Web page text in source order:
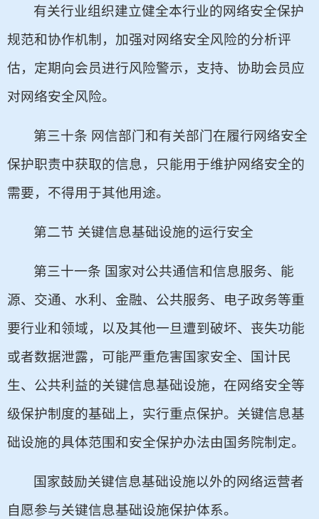
有关行业组织建立健全本行业的网络安全保护
规范和协作机制，加强对网络安全风险的分析评
估，定期向会员进行风险警示，支持、协助会员应
对网络安全风险。
第三十条 网信部门和有关部门在履行网络安全
保护职责中获取的信息，只能用于维护网络安全的
需要，不得用于其他用途。
第二节 关键信息基础设施的运行安全
第三十一条 国家对公共通信和信息服务、能
源、交通、水利、金融、公共服务、电子政务等重
要行业和领域，以及其他一旦遭到破坏、丧失功能
或者数据泄露，可能严重危害国家安全、国计民
生、公共利益的关键信息基础设施，在网络安全等
级保护制度的基础上，实行重点保护。关键信息基
础设施的具体范围和安全保护办法由国务院制定。
国家鼓励关键信息基础设施以外的网络运营者
自愿参与关键信息基础设施保护体系。